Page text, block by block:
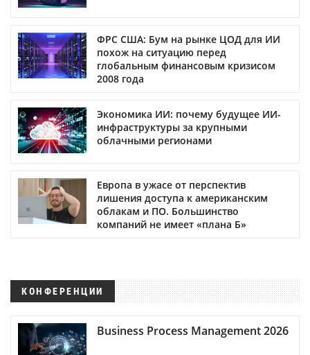
ФРС США: Бум на рынке ЦОД для ИИ
похож на ситуацию перед
глобальным финансовым кризисом
2008 года
Экономика ИИ: почему будущее ИИ-
инфраструктуры за крупными
облачными регионами
Европа в ужасе от перспектив
лишения доступа к американским
облакам и ПО. Большинство
компаний не имеет «плана Б»
КОНФЕРЕНЦИИ
Business Process Management 2026